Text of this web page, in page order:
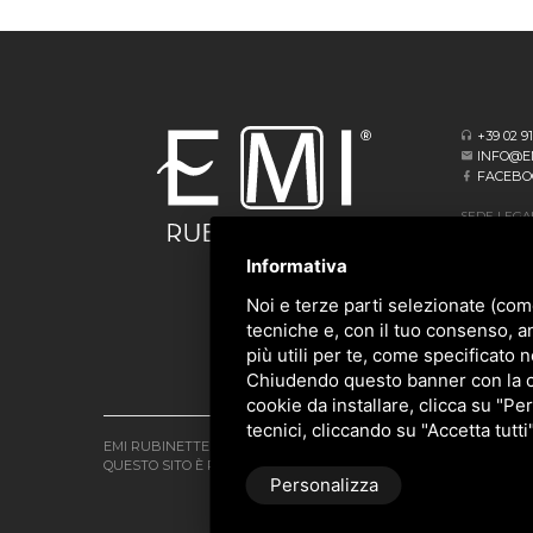
+39 02
SEDE
SEDE
VIA
20873
EMI RUBINETTERIE SRL - P.IVA 09985650960
QUESTO SITO È PROTETTO DA GOOGLE RECAPTCHA V3,
Informativa
Noi e terze parti selezionate
tecniche e, con il tuo consenso,
più utili per te, come specificato
Chiudendo questo banner con la
cookie da installare, clicca su
tecnici, cliccando su "Accetta
Personalizza